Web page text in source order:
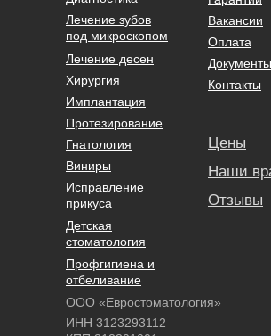
ООО «Евростоматология»
ИНН 3123293112
Лечение зубов
под микроскопом
Лечение десен
Хирургия
Имплантация
Протезирование
Гнатология
Исправление
прикуса
Виниры
Профгигиена и
отбеливание
Детская
стоматология
Вакансии
Оплата
Документы
Цены
Наши
Отзывы
Контакты